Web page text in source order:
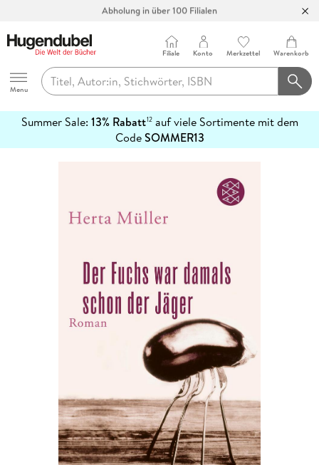
Abholung in über 100 Filialen
Hugendubel
Menu
Filiale Konto Merkzettel Warenkorb
Summer Sale: 13% Rabatt12auf viele Sortimente mit dem
CodeSOMMER13
erfahren